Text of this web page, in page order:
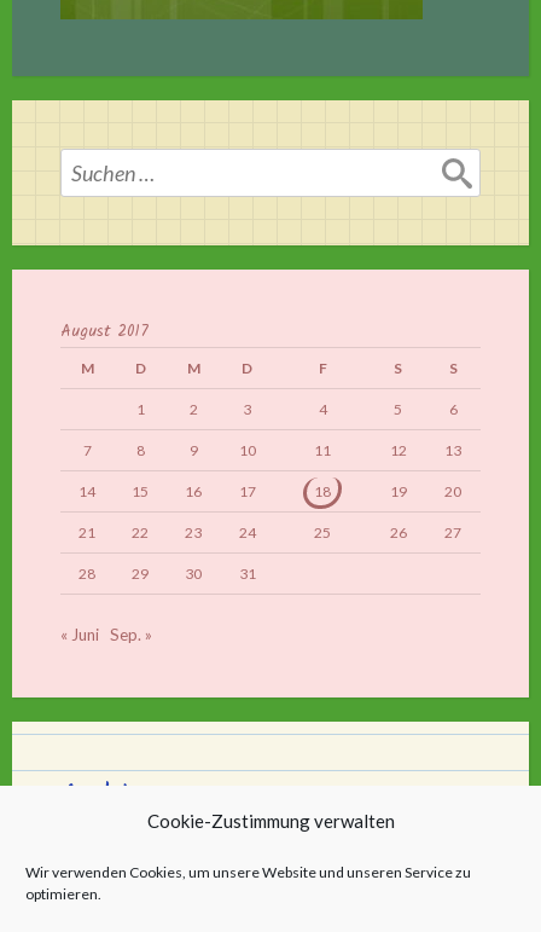
Cookie-Zustimmung verwalten
Wir verwenden Cookies, um unsere Website und unseren Service zu
optimieren.
Suchen
nach:
August 2017
M D M D F S S
1 2 3 4 5 6
7 8 9 10 11 12 13
14 15 16 17 18 19 20
21 22 23 24 25 26 27
28 29 30 31
« Juni Sep. »
Archiv